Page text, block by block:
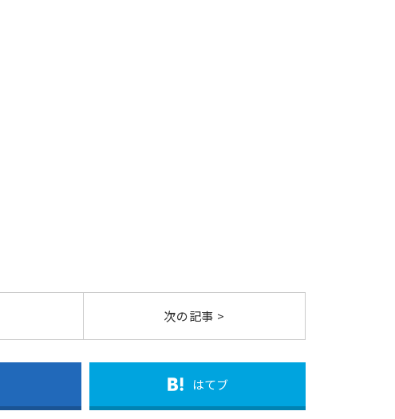
次の記事 >
はてブ